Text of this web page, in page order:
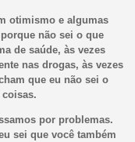
otimismo e algumas
não sei o que
de saúde, às vezes
nas drogas, às vezes
que eu não sei o
por problemas.
sei que você também